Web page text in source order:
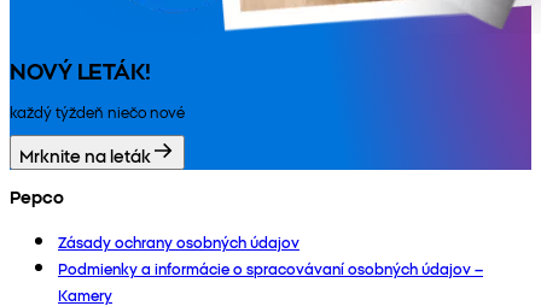
NOVÝ LETÁK!
každý týždeň niečo nové
Mrknite na leták
Pepco
Zásady ochrany osobných údajov
Podmienky a informácie o spracovávaní osobných údajov –
Kamery